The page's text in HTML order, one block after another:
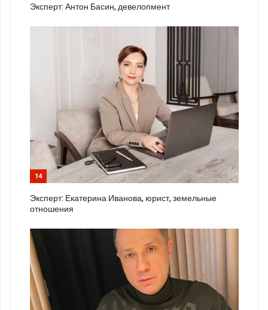
Эксперт: Антон Басин, девелопмент
14
Эксперт: Екатерина Иванова, юрист, земельные
отношения